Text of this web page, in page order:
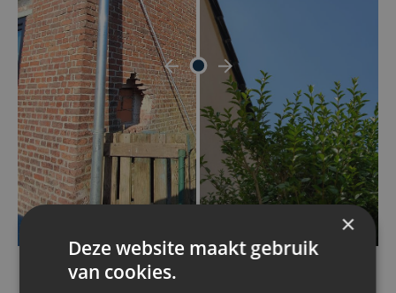
×
Deze website maakt gebruik
van cookies.